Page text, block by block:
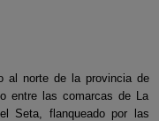
al norte de la provincia de
entre las comarcas de La
Seta, flanqueado por las